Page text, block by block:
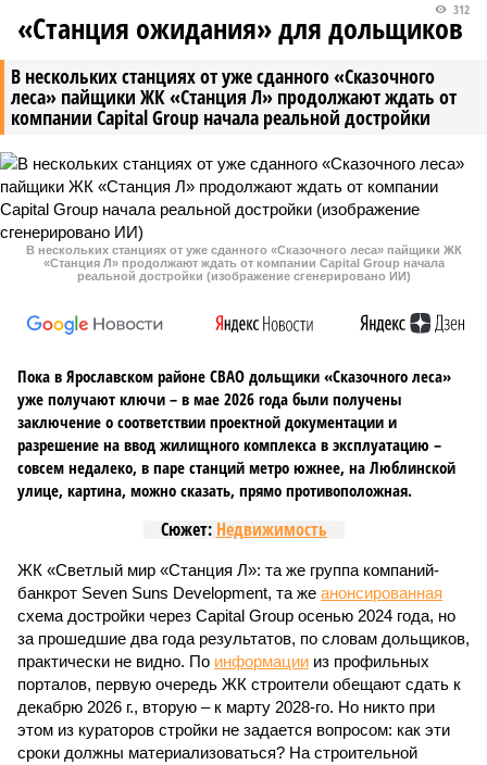
В нескольких станциях от уже сданного «Сказочного
леса» пайщики ЖК «Станция Л» продолжают ждать от
компании Capital Group начала реальной достройки
312
«Станция ожидания» для дольщиков
В нескольких станциях от уже сданного «Сказочного леса» пайщики ЖК
«Станция Л» продолжают ждать от компании Capital Group начала
реальной достройки (изображение сгенерировано ИИ)
Пока в Ярославском районе СВАО дольщики «Сказочного леса»
уже получают ключи – в мае 2026 года были получены
заключение о соответствии проектной документации и
разрешение на ввод жилищного комплекса в эксплуатацию –
совсем недалеко, в паре станций метро южнее, на Люблинской
улице, картина, можно сказать, прямо противоположная.
Сюжет: Недвижимость
ЖК «Светлый мир «Станция Л»: та же группа компаний-
банкрот Seven Suns Development, та же анонсированная
схема достройки через Capital Group осенью 2024 года, но
за прошедшие два года результатов, по словам дольщиков,
практически не видно. По информации из профильных
порталов, первую очередь ЖК строители обещают сдать к
декабрю 2026 г., вторую – к марту 2028-го. Но никто при
этом из кураторов стройки не задается вопросом: как эти
сроки должны материализоваться? На строительной